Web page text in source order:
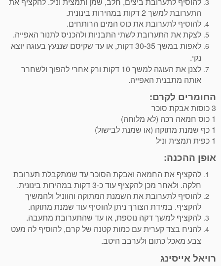
התערובת למשך 2 דקות במהירות בינונית.
להוסיף לתערובת את כוס המים הרותחים.
לצקת את התערובת לשתי התבניות ולהכניס לתנור האפייה.
לאפות במשך 30-35 דקות, או עד שקיסם שננעץ בעוגה יוצא
נקי.
לצנן את העוגה למשך 10 דקות ורק אחרי להפוך ולשחרר
אותה מתבנית האפייה.
החומרים לקרם:
3 כוסות אבקת סוכר
1 כוס חמאה רכה (לא מלוחה)
1 כף שמנת מתוקה (או שמנת לבישול)
1 כפית תמצית וניל
אופן ההכנה:
להקציף את החמאה ואבקת הסוכר עד שמתקבלת תערובת
חלקה. ולאחר מכן להקציף עוד כ-3 דקות במהירות בינונית.
להוסיף לתערובת את השמנת המתוקה והווניל ולהמשיך
להקציף. במידת הצורך ניתן להוסיף עוד שמנת מתוקה.
להקציף למשך דקה נוספת, או עד שהתערובת מתעבה.
להניח בצד קערית עם כמות קטנה של קרם, להוסיף לה מעט
צבע מאכל כתום ולערבב היטב.
רויאל אייסינג